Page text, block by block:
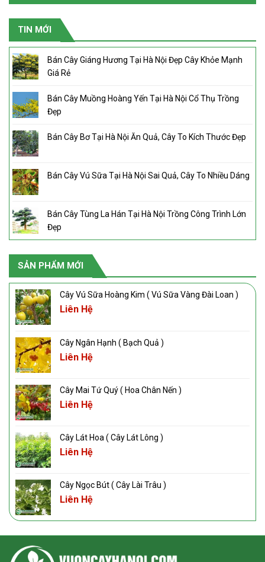
TIN MỚI
Bán Cây Giáng Hương Tại Hà Nội Đẹp Cây Khỏe Mạnh
Giá Rẻ
Bán Cây Muồng Hoàng Yến Tại Hà Nội Cổ Thụ Trồng
Đẹp
Bán Cây Bơ Tại Hà Nội Ăn Quả, Cây To Kích Thước Đẹp
Bán Cây Vú Sữa Tại Hà Nội Sai Quả, Cây To Nhiều Dáng
Bán Cây Tùng La Hán Tại Hà Nội Trồng Công Trình Lớn
Đẹp
SẢN PHẨM MỚI
Cây Vú Sữa Hoàng Kim ( Vú Sữa Vàng Đài Loan )
Liên Hệ
Cây Ngân Hạnh ( Bạch Quả )
Liên Hệ
Cây Mai Tứ Quý ( Hoa Chân Nến )
Liên Hệ
Cây Lát Hoa ( Cây Lát Lông )
Liên Hệ
Cây Ngọc Bút ( Cây Lài Trâu )
Liên Hệ